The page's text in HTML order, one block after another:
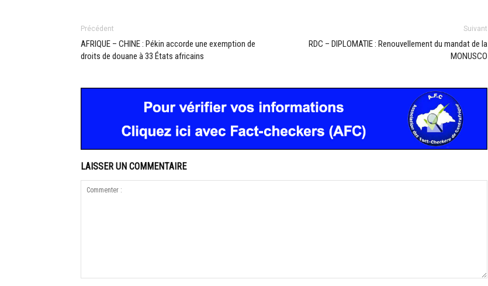
Précédent
AFRIQUE – CHINE : Pékin accorde une exemption de
droits de douane à 33 États africains
Suivant
RDC – DIPLOMATIE : Renouvellement du mandat de la
MONUSCO
LAISSER UN COMMENTAIRE